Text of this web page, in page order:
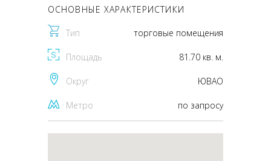
ОСНОВНЫЕ ХАРАКТЕРИСТИКИ
Тип торговые помещения
Площадь 81.70 кв. м.
Округ ЮВАО
Метро по запросу